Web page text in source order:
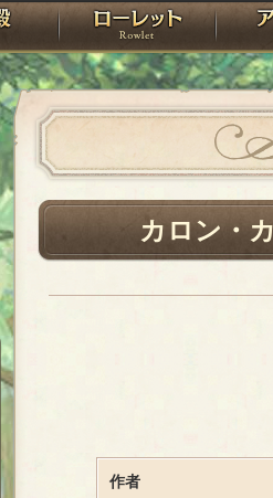
PandoraPartyProject
神殿 ローレ
カロン・
作者